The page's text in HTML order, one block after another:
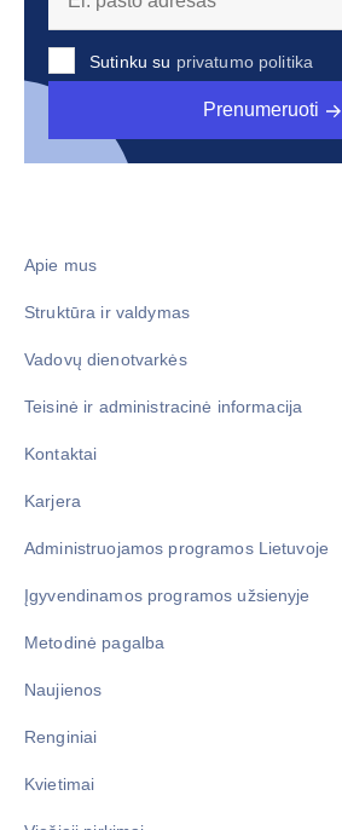
Sutinku su privatumo politika
Prenumeruoti
Apie mus
Struktūra ir valdymas
Vadovų dienotvarkės
Teisinė ir administracinė informacija
Kontaktai
Karjera
Administruojamos programos Lietuvoje
Įgyvendinamos programos užsienyje
Metodinė pagalba
Naujienos
Renginiai
Kvietimai